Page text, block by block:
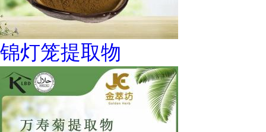
锦灯笼提取物